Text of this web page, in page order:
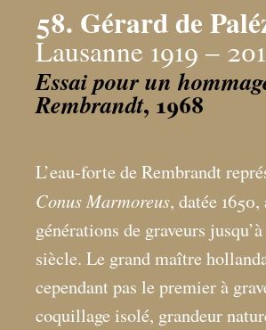
58. Gérard de
Lausanne 1919 –
Essai pour un
Rembrandt, 1968
L’eau-forte de Rembrandt
Conus Marmoreus, datée
générations de graveurs
siècle. Le grand maître
cependant pas le premier à
coquillage isolé, grandeur